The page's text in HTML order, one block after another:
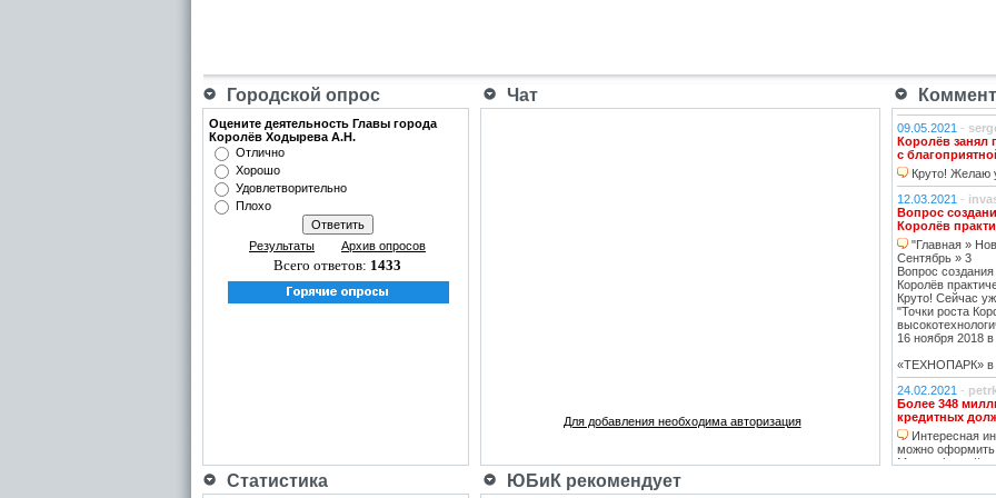
Городской опрос Чат
Оцените деятельность Главы города
Королёв Ходырева А.Н.
Отлично
Хорошо
Удовлетворительно
Плохо
Результаты Архив опросов
Всего ответов: 1433
Для добавления необходима авторизация
09.05.2021 -
Королёв занял
с
Круто! Желаю
12.03.2021 -
Вопрос
Королёв
"Главная »
Сентябрь » 3
Вопрос
Королёв
Круто! Сейчас
"Точки роста
16 ноября 2018 в
«ТЕХНОПАРК» в
24.02.2021 -
Более 348
кредитных
Интересная
можно оформить
Москве https://
Статистика ЮБиК рекомендует